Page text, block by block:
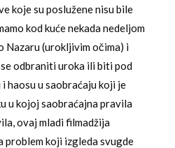
koje su poslužene nisu bile
kod kuće nekada nedeljom
Nazaru (urokljivim očima) i
odbraniti uroka ili biti pod
haosu u saobraćaju koji je
u kojoj saobraćajna pravila
ovaj mladi filmadžija
problem koji izgleda svugde